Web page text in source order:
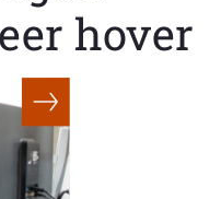
hover